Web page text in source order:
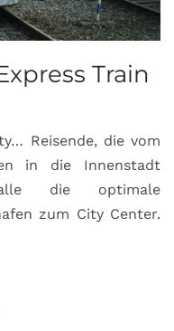
Train
Reisende, die vom
in die Innenstadt
die optimale
zum City Center.